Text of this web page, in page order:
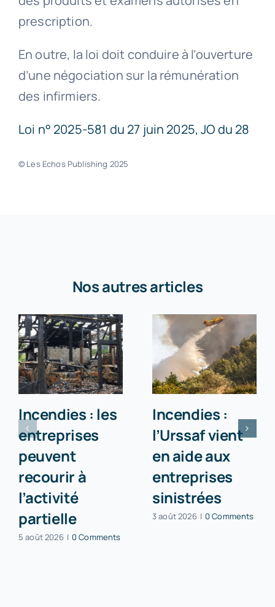
prescription.
En outre, la loi doit conduire à l’ouverture
d’une négociation sur la rémunération
des infirmiers.
Loi n° 2025-581 du 27 juin 2025, JO du 28
© Les Echos Publishing 2025
Nos autres articles
Incendies : les
entreprises
peuvent
recourir à
l’activité
partielle
5 août 2026 | 0 Comments
Incendies :
l’Urssaf vient
en aide aux
entreprises
sinistrées
3 août 2026 | 0 Comments